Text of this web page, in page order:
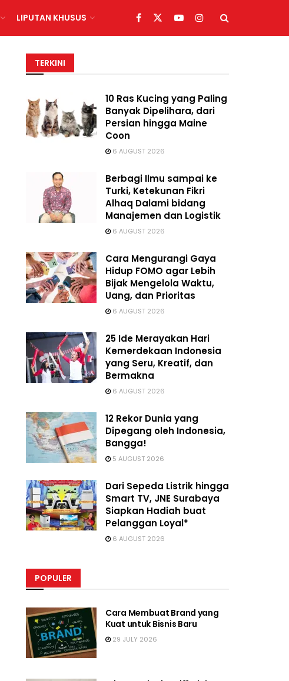
LIPUTAN KHUSUS
TERKINI
10 Ras Kucing yang Paling
Banyak Dipelihara, dari
Persian hingga Maine
Coon
6 AUGUST 2026
Berbagi Ilmu sampai ke
Turki, Ketekunan Fikri
Alhaq Dalami bidang
Manajemen dan Logistik
6 AUGUST 2026
Cara Mengurangi Gaya
Hidup FOMO agar Lebih
Bijak Mengelola Waktu,
Uang, dan Prioritas
6 AUGUST 2026
25 Ide Merayakan Hari
Kemerdekaan Indonesia
yang Seru, Kreatif, dan
Bermakna
6 AUGUST 2026
12 Rekor Dunia yang
Dipegang oleh Indonesia,
Bangga!
5 AUGUST 2026
Dari Sepeda Listrik hingga
Smart TV, JNE Surabaya
Siapkan Hadiah buat
Pelanggan Loyal*
6 AUGUST 2026
POPULER
Cara Membuat Brand yang
Kuat untuk Bisnis Baru
29 JULY 2026